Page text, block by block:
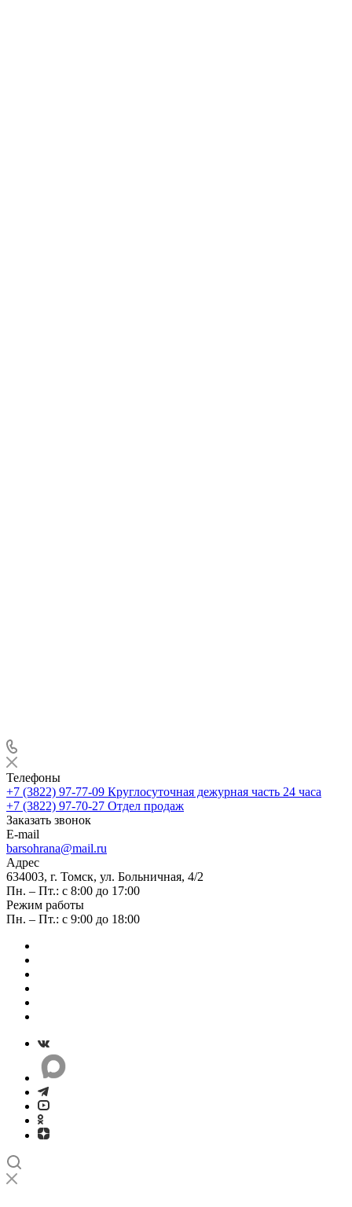
Телефоны
+7 (3822) 97-77-09 Круглосуточная дежурная часть 24 часа
+7 (3822) 97-70-27 Отдел продаж
Заказать звонок
E-mail
barsohrana@mail.ru
Адрес
634003, г. Томск, ул. Больничная, 4/2
Пн. – Пт.: с 8:00 до 17:00
Режим работы
Пн. – Пт.: с 9:00 до 18:00